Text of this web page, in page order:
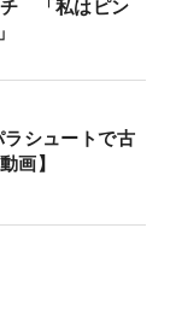
チ 「私はピン
シュートで古
画】